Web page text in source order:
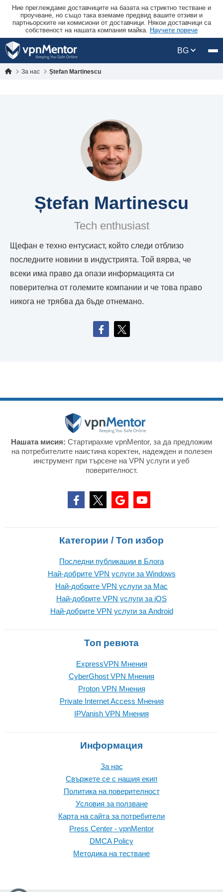
Ние преглеждаме доставчиците на базата на стриктно тестване и
проучване, но също така вземаме предвид вашите отзиви и
партньорските ни комисиони от доставчици. Някои доставчици са
собственост на нашата компания майка. Научете повече
BG
За нас Ștefan Martinescu
Ștefan Martinescu
Tech enthusiast
Щефан е техно ентусиаст, който следи отблизо
последните новини в индустрията. Той вярва, че
всеки има право да опази информацията си
поверителна от големите компании и че това право
никога не трябва да бъде отнемано.
Нашата мисия: Стартирахме vpnMentor, за да предложим
на потребителите наистина коректен, надежден и полезен
инструмент при търсене на VPN услуги и уеб
поверителност.
Категории / Топ избор
Последни публикации в Блога
Най-добрите VPN услуги за Windows
Най-добрите VPN услуги за Mac
Най-добрите VPN услуги за iOS
Най-добрите VPN услуги за Android
Топ ревюта
ExpressVPN Mнения
CyberGhost VPN Mнения
Proton VPN Mнения
Private Internet Access Mнения
IPVanish VPN Mнения
Информация
За нас
Свържете се с нашия екип
Политика на поверителност
Условия за ползване
Карта на сайта за потребители
Press Center - vpnMentor
DMCA Policy
Методика на тестване